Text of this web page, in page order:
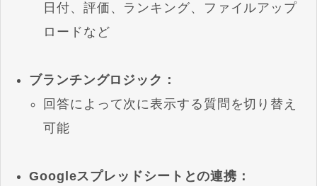
日付、評価、ランキング、ファイルアップ
ロードなど
ブランチングロジック：
回答によって次に表示する質問を切り替え
可能
Googleスプレッドシートとの連携：